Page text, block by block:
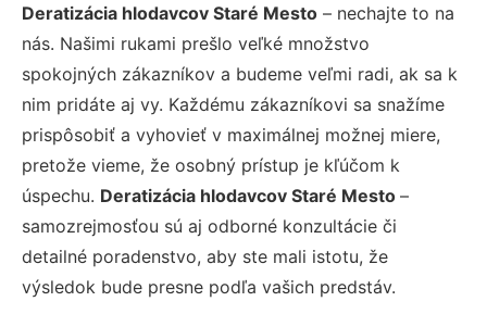
Deratizácia hlodavcov Staré Mesto – nechajte to na
nás. Našimi rukami prešlo veľké množstvo
spokojných zákazníkov a budeme veľmi radi, ak sa k
nim pridáte aj vy. Každému zákazníkovi sa snažíme
prispôsobiť a vyhovieť v maximálnej možnej miere,
pretože vieme, že osobný prístup je kľúčom k
úspechu. Deratizácia hlodavcov Staré Mesto –
samozrejmosťou sú aj odborné konzultácie či
detailné poradenstvo, aby ste mali istotu, že
výsledok bude presne podľa vašich predstáv.